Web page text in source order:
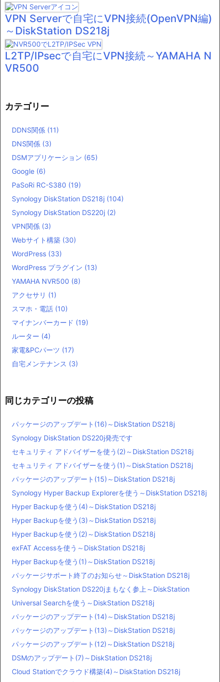
VPN Serverで自宅にVPN接続(OpenVPN編)
～DiskStation DS218j
L2TP/IPsecで自宅にVPN接続～YAMAHA N
VR500
カテゴリー
DDNS関係 (11)
DNS関係 (3)
DSMアプリケーション (65)
Google (6)
PaSoRi RC-S380 (19)
Synology DiskStation DS218j (104)
Synology DiskStation DS220j (2)
VPN関係 (3)
Webサイト構築 (30)
WordPress (33)
WordPress プラグイン (13)
YAMAHA NVR500 (8)
アクセサリ (1)
スマホ・電話 (10)
マイナンバーカード (19)
ルーター (4)
家電&PCパーツ (17)
自宅メンテナンス (3)
同じカテゴリーの投稿
パッケージのアップデート(16)～DiskStation DS218j
Synology DiskStation DS220j発売です
セキュリティ アドバイザーを使う(2)～DiskStation DS218j
セキュリティ アドバイザーを使う(1)～DiskStation DS218j
パッケージのアップデート(15)～DiskStation DS218j
Synology Hyper Backup Explorerを使う～DiskStation DS218j
Hyper Backupを使う(4)～DiskStation DS218j
Hyper Backupを使う(3)～DiskStation DS218j
Hyper Backupを使う(2)～DiskStation DS218j
exFAT Accessを使う～DiskStation DS218j
Hyper Backupを使う(1)～DiskStation DS218j
パッケージサポート終了のお知らせ～DiskStation DS218j
Synology DiskStation DS220jまもなく参上～DiskStation
Universal Searchを使う～DiskStation DS218j
パッケージのアップデート(14)～DiskStation DS218j
パッケージのアップデート(13)～DiskStation DS218j
パッケージのアップデート(12)～DiskStation DS218j
DSMのアップデート(7)～DiskStation DS218j
Cloud Stationでクラウド構築(4)～DiskStation DS218j